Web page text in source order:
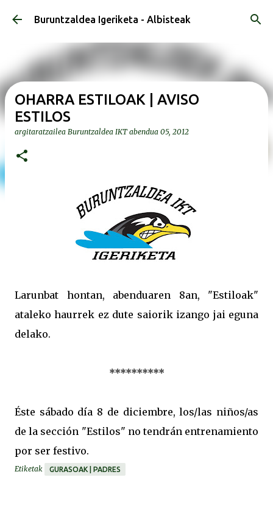
Saltatu eta joan eduki nagusira
Buruntzaldea Igeriketa - Albisteak
OHARRA ESTILOAK | AVISO
ESTILOS
argitaratzailea Buruntzaldea IKT abendua 05, 2012
Larunbat hontan, abenduaren 8an, "Estiloak"
ataleko haurrek ez dute saiorik izango jai eguna
delako.
**********
Éste sábado día 8 de diciembre, los/las niños/as
de la sección "Estilos" no tendrán entrenamiento
por ser festivo.
Etiketak GURASOAK | PADRES